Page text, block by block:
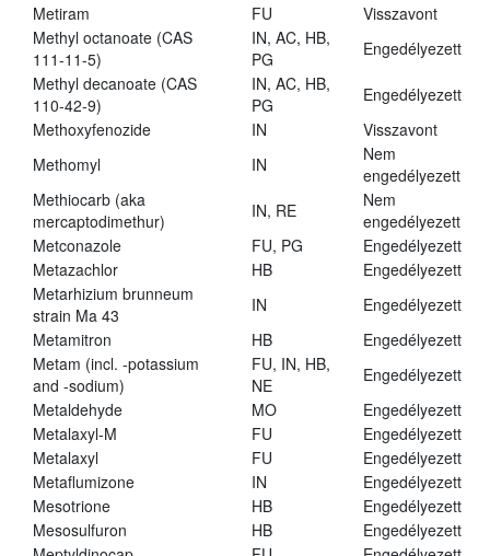
Metiram
FU
Visszavont
Methyl octanoate (CAS
111-11-5)
IN, AC, HB,
PG
Engedélyezett
Methyl decanoate (CAS
110-42-9)
IN, AC, HB,
PG
Engedélyezett
Methoxyfenozide
IN
Visszavont
Methomyl
IN
Nem
engedélyezett
Methiocarb (aka
mercaptodimethur)
IN, RE
Nem
engedélyezett
Metconazole
FU, PG
Engedélyezett
Metazachlor
HB
Engedélyezett
Metarhizium brunneum
strain Ma 43
IN
Engedélyezett
Metamitron
HB
Engedélyezett
Metam (incl. -potassium
and -sodium)
FU, IN, HB,
NE
Engedélyezett
Metaldehyde
MO
Engedélyezett
Metalaxyl-M
FU
Engedélyezett
Metalaxyl
FU
Engedélyezett
Metaflumizone
IN
Engedélyezett
Mesotrione
HB
Engedélyezett
Mesosulfuron
HB
Engedélyezett